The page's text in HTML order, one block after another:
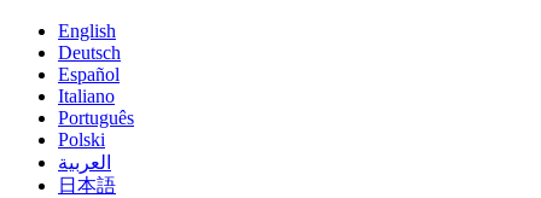
English
Deutsch
Español
Italiano
Português
Polski
العربية
日本語